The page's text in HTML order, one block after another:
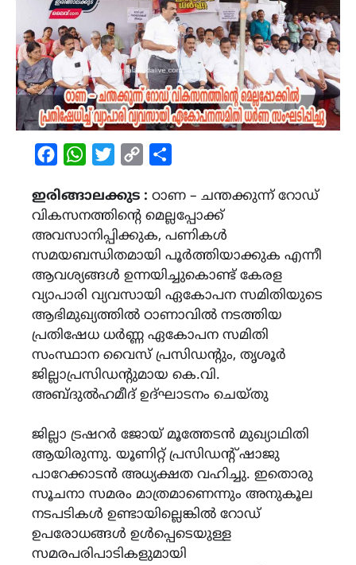
FacebookWhatsAppTwitterCopy
ഇരിങ്ങാലക്കുട : ഠാണ – ചന്തക്കുന്ന് റോഡ്
വികസനത്തിന്റെ മെല്ലപ്പോക്ക്‌
അവസാനിപ്പിക്കുക, പണികൾ
സമയബന്ധിതമായി പൂർത്തിയാക്കുക എന്നീ
ആവശ്യങ്ങൾ ഉന്നയിച്ചുകൊണ്ട് കേരള
വ്യാപാരി വ്യവസായി ഏകോപന സമിതിയുടെ
ആഭിമുഖ്യത്തിൽ ഠാണാവിൽ നടത്തിയ
പ്രതിഷേധ ധർണ്ണ ഏകോപന സമിതി
സംസ്ഥാന വൈസ് പ്രസിഡന്റും, തൃശൂർ
ജില്ലാപ്രസിഡന്റുമായ കെ.വി.
അബ്ദുൽഹമീദ് ഉദ്‌ഘാടനം ചെയ്തു
ജില്ലാ ട്രഷറർ ജോയ് മൂത്തേടൻ മുഖ്യാഥിതി
ആയിരുന്നു. യൂണിറ്റ് പ്രസിഡന്റ്‌ ഷാജു
പാറേക്കാടൻ അധ്യക്ഷത വഹിച്ചു. ഇതൊരു
സൂചനാ സമരം മാത്രമാണെന്നും അനുകൂല
നടപടികൾ ഉണ്ടായില്ലെങ്കിൽ റോഡ്
ഉപരോധങ്ങൾ ഉൾപ്പെടെയുള്ള
സമരപരിപാടികളുമായി